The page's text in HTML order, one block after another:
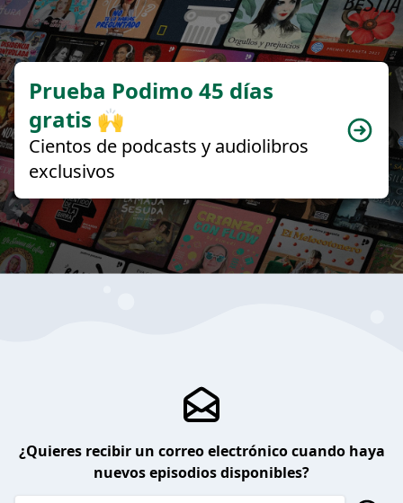
Prueba Podimo 45 días
gratis 🙌
Cientos de podcasts y audiolibros
exclusivos
¿Quieres recibir un correo electrónico cuando haya
nuevos episodios disponibles?